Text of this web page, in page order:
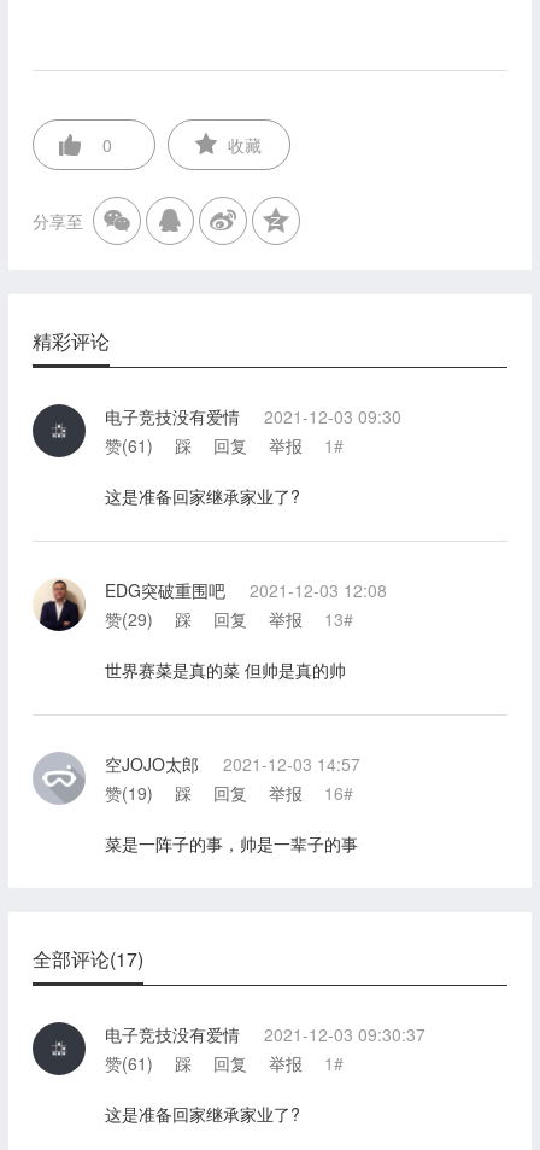
0 收藏
分享至
精彩评论
电子竞技没有爱情
2021-12-03 09:30
赞(61) 踩 回复 举报 1#
这是准备回家继承家业了?
EDG突破重围吧
2021-12-03 12:08
赞(29) 踩 回复 举报 13#
世界赛菜是真的菜 但帅是真的帅
空JOJO太郎
2021-12-03 14:57
赞(19) 踩 回复 举报 16#
菜是一阵子的事，帅是一辈子的事
全部评论(17)
电子竞技没有爱情
2021-12-03 09:30:37
赞(61) 踩 回复 举报 1#
这是准备回家继承家业了?